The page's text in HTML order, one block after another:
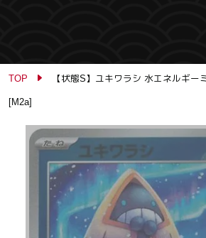
TOP 【状態S】ユキワラシ 水エネルギー
[M2a]